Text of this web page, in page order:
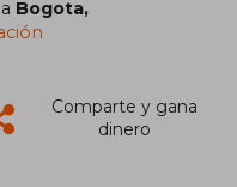
a Bogota,
Comparte y gana
dinero